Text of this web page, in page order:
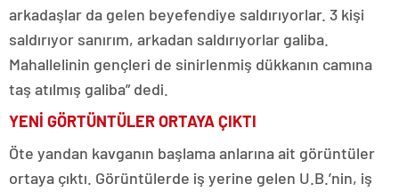
arkadaşlar da gelen beyefendiye saldırıyorlar. 3 kişi
saldırıyor sanırım, arkadan saldırıyorlar galiba.
Mahallelinin gençleri de sinirlenmiş dükkanın camına
taş atılmış galiba” dedi.
YENİ GÖRTÜNTÜLER ORTAYA ÇIKTI
Öte yandan kavganın başlama anlarına ait görüntüler
ortaya çıktı. Görüntülerde iş yerine gelen U.B.’nin, iş